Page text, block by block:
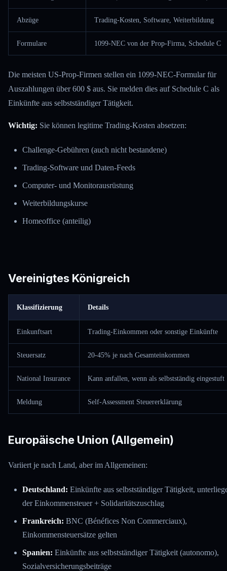
Abzüge Trading-Kosten, Software, Weiterbildung
Formulare 1099-NEC von der Prop-Firma, Schedule C
Die meisten US-Prop-Firmen stellen ein 1099-NEC-Formular für
Auszahlungen über 600 $ aus. Sie melden dies auf Schedule C als
Einkünfte aus selbstständiger Tätigkeit.
Wichtig: Sie können legitime Trading-Kosten absetzen:
Challenge-Gebühren (auch nicht bestandene)
Trading-Software und Daten-Feeds
Computer- und Monitorausrüstung
Weiterbildungskurse
Homeoffice (anteilig)
Vereinigtes Königreich
Klassifizierung Details
Einkunftsart Trading-Einkommen oder sonstige Einkünfte
Steuersatz 20-45% je nach Gesamteinkommen
National Insurance Kann anfallen, wenn als selbstständig eingestuft
Meldung Self-Assessment Steuererklärung
Europäische Union (Allgemein)
Variiert je nach Land, aber im Allgemeinen:
Deutschland: Einkünfte aus selbstständiger Tätigkeit,
der Einkommensteuer + Solidaritätszuschlag
Frankreich: BNC (Bénéfices Non Commerciaux),
Einkommensteuersätze gelten
Spanien: Einkünfte aus selbstständiger Tätigkeit (autonomo),
Sozialversicherungsbeiträge